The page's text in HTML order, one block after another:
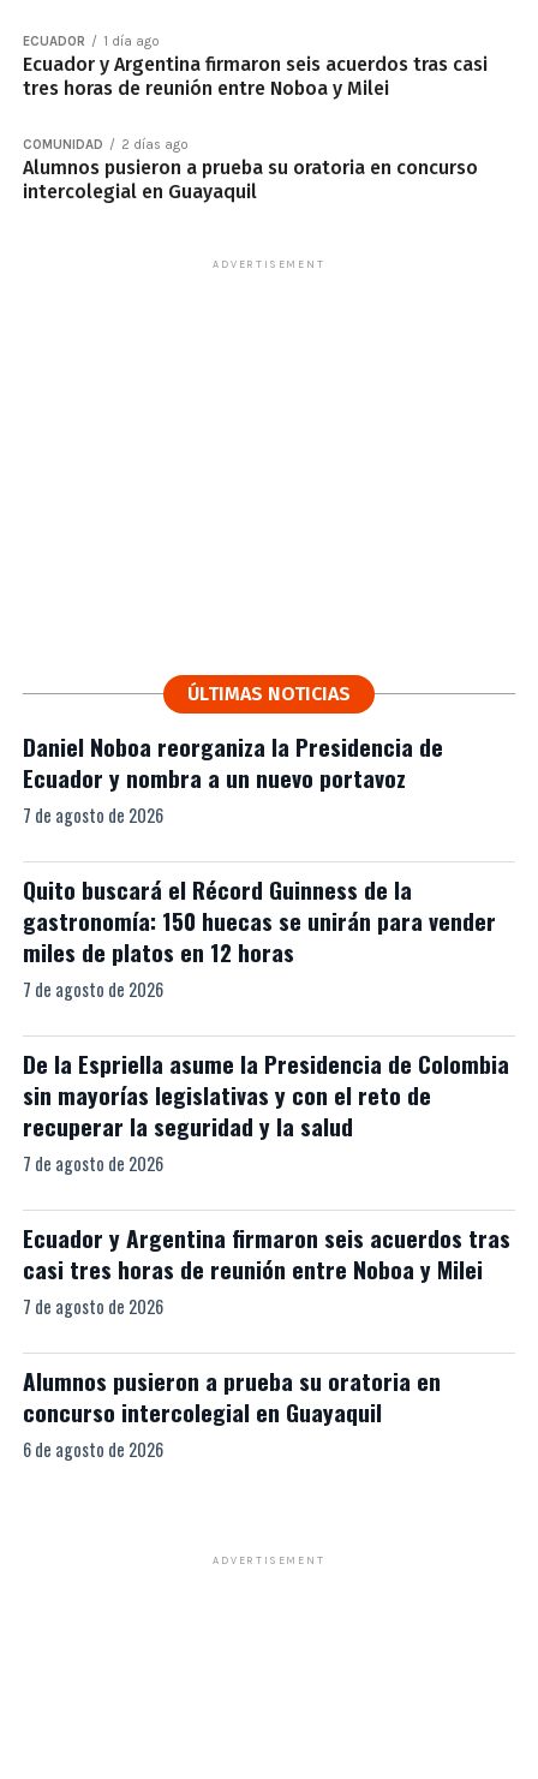
ECUADOR 1 día ago
Ecuador y Argentina firmaron seis acuerdos tras casi
tres horas de reunión entre Noboa y Milei
COMUNIDAD 2 días ago
Alumnos pusieron a prueba su oratoria en concurso
intercolegial en Guayaquil
ADVERTISEMENT
ÚLTIMAS NOTICIAS
Daniel Noboa reorganiza la Presidencia de
Ecuador y nombra a un nuevo portavoz
7 de agosto de 2026
Quito buscará el Récord Guinness de la
gastronomía: 150 huecas se unirán para vender
miles de platos en 12 horas
7 de agosto de 2026
De la Espriella asume la Presidencia de Colombia
sin mayorías legislativas y con el reto de
recuperar la seguridad y la salud
7 de agosto de 2026
Ecuador y Argentina firmaron seis acuerdos tras
casi tres horas de reunión entre Noboa y Milei
7 de agosto de 2026
Alumnos pusieron a prueba su oratoria en
concurso intercolegial en Guayaquil
6 de agosto de 2026
ADVERTISEMENT